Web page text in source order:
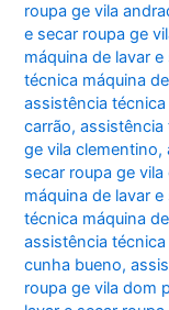
roupa ge vila
e secar roupa ge
máquina de lavar
técnica máquina
assistência
carrão,assistência
ge vila clementino,
secar roupa ge
máquina de lavar
técnica máquina
assistência
cunha bueno,
roupa ge vila dom